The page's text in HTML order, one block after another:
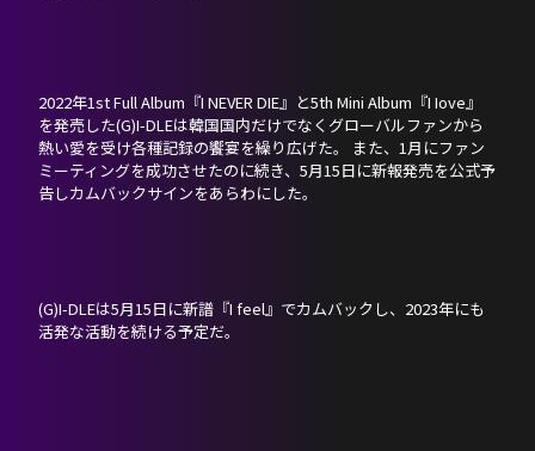
2022年1st Full Album『I NEVER DIE』と5th Mini Album『I Iove』
を発売した(G)I-DLEは韓国国内だけでなくグローバルファンから
熱い愛を受け各種記録の饗宴を繰り広げた。 また、1月にファン
ミーティングを成功させたのに続き、5月15日に新報発売を公式予
告しカムバックサインをあらわにした。
(G)I-DLEは5月15日に新譜『I feel』でカムバックし、2023年にも
活発な活動を続ける予定だ。